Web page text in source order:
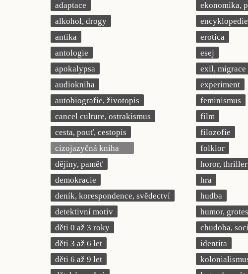
adaptace
alkohol, drogy
antika
antologie
apokalypsa
audiokniha
autobiografie, životopis
cancel culture, ostrakismus
cesta, pouť, cestopis
cizojazyčná kniha
dějiny, paměť
demokracie
deník, korespondence, svědectví
detektivní motiv
děti 0 až 3 roky
děti 3 až 6 let
děti 6 až 9 let
ekonomika,
erotica
esej
exil, migrace
experiment
feminismus
film
filozofie
folklor
horor, thriller
hra
hudba
humor,
chudoba,
identita